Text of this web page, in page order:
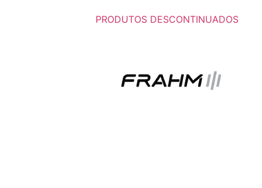
PRODUTOS DESCONTINUADOS